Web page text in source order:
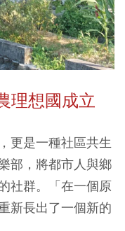
理想國成立
更是一種社區共生
部，將都市人與鄉
社群。「在一個原
新長出了一個新的